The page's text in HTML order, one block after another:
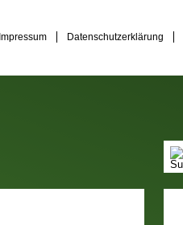
Impressum Datenschutzerklärung